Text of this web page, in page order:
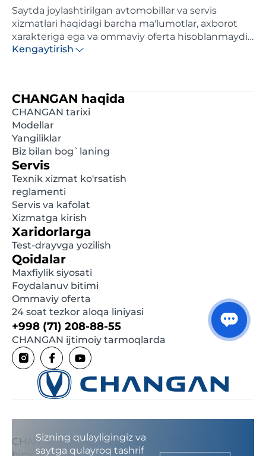
Saytda joylashtirilgan avtomobillar va servis
xizmatlari haqidagi barcha ma'lumotlar, axborot
xarakteriga ega va ommaviy oferta hisoblanmaydi.
Ushbu saytda ko'rsatilgan narxlar axborotiy
rasmiy diler bilan bog'laning. Ushbu saytda e'lon
qilingan ma'lumotlar oldindan xabardor
qilinmasdan istalgan damda o'zgartirilishi mumkin.
Kengaytirish
CHANGAN haqida
CHANGAN tarixi
Modellar
Yangiliklar
Biz bilan bog`laning
Servis
Texnik xizmat ko'rsatish
reglamenti
Servis va kafolat
Xizmatga kirish
Xaridorlarga
Test-drayvga yozilish
Qoidalar
Maxfiylik siyosati
Foydalanuv bitimi
Ommaviy oferta
24 soat tezkor aloqa liniyasi
+998 (71) 208-88-55
CHANGAN ijtimoiy tarmoqlarda
CHANGAN © 2024 - 2026 Barcha huquqlar
Sizning qulayligingiz va
saytga qulayroq tashrif